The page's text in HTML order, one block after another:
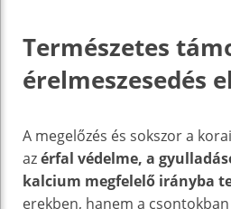
Természetes
érelmeszesedés
A megelőzés és sokszor a
azérfal védelme, a
kalcium megfelelő irányba
erekben, hanem a